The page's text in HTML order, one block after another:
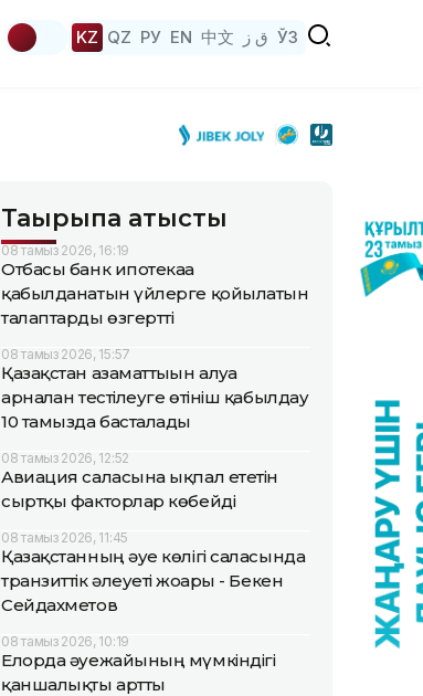
KZ QZ РУ EN 中文 ق ز ЎЗ
Тақырыпқа қатысты
08 тамыз 2026, 16:19
Отбасы банк ипотекаға
қабылданатын үйлерге қойылатын
талаптарды өзгертті
08 тамыз 2026, 15:57
Қазақстан азаматтығын алуға
арналған тестілеуге өтініш қабылдау
10 тамызда басталады
08 тамыз 2026, 12:52
Авиация саласына ықпал ететін
сыртқы факторлар көбейді
08 тамыз 2026, 11:45
Қазақстанның әуе көлігі саласында
транзиттік әлеуеті жоғары - Бекен
Сейдахметов
08 тамыз 2026, 10:19
Елорда әуежайының мүмкіндігі
қаншалықты артты